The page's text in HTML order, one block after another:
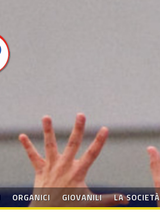
ORGANICI GIOVANILI LA SOCIETÀ